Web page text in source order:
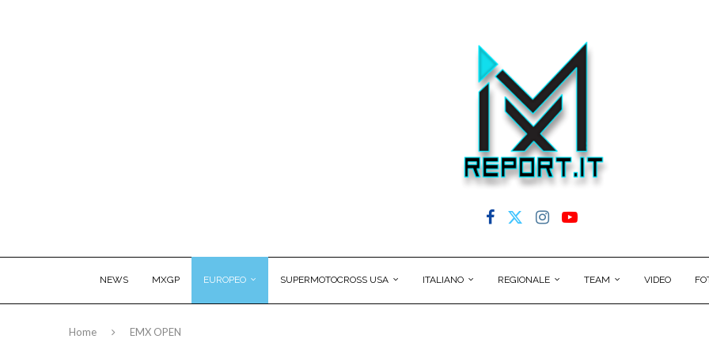
NEWS MXGP EUROPEO SUPERMOTOCROSS USA ITALIANO REGIONALE TEAM VIDEO
Home EMX OPEN